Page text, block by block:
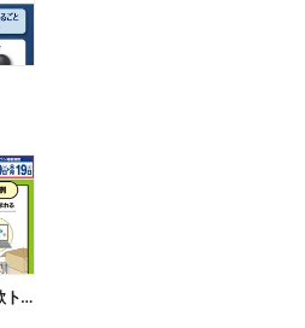
セキュリティソフトで“ネット詐欺トラブル”から守る!